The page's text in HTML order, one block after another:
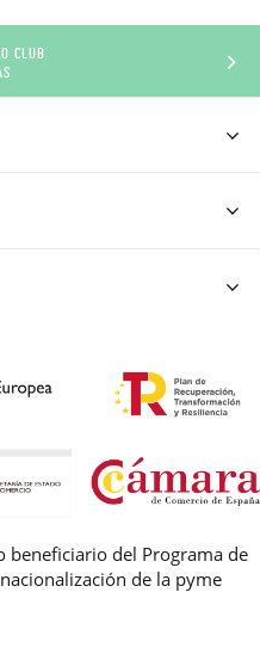
CLUB
beneficiario del Programa de
de la pyme